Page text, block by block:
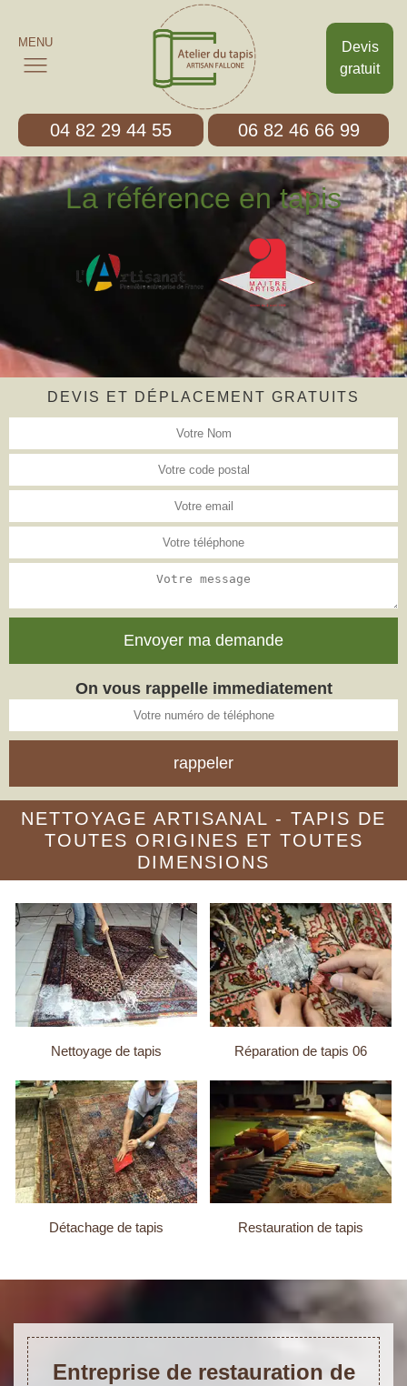
Devis
gratuit
MENU
04 82 29 44 55 06 82 46 66 99
La référence en tapis
DEVIS ET DÉPLACEMENT GRATUITS
On vous rappelle immediatement
NETTOYAGE ARTISANAL - TAPIS DE
TOUTES ORIGINES ET TOUTES
DIMENSIONS
Nettoyage de tapis Réparation de tapis 06
Détachage de tapis Restauration de tapis
Entreprise de restauration de